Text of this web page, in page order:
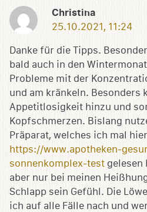
Christina
25.10.2021, 11:24
Danke für die Tipps.
bald auch in den
Probleme mit der
und am kränkeln. Besonders
Appetitlosigkeit hinzu und
Kopfschmerzen. Bislang
Präparat, welches ich mal
https://www.apotheken-
sonnenkomplex-test gelesen
aber nur bei meinen
Schlapp sein Gefühl. Die
ich auf alle Fälle nach und